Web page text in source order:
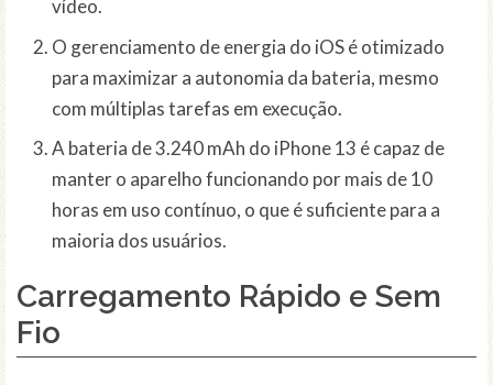
vídeo.
O gerenciamento de energia do iOS é otimizado
para maximizar a autonomia da bateria, mesmo
com múltiplas tarefas em execução.
A bateria de 3.240 mAh do iPhone 13 é capaz de
manter o aparelho funcionando por mais de 10
horas em uso contínuo, o que é suficiente para a
maioria dos usuários.
Carregamento Rápido e Sem
Fio